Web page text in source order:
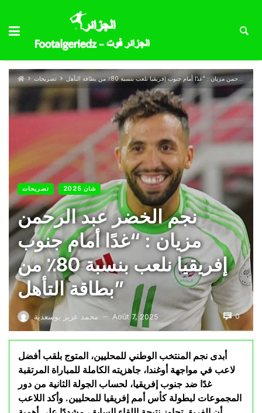
تصريحات
تصريحات شان 2025
نجم الخضر عبد الرحمن
مزيان : “غدًا أمام جنوب
إفريقيا نلعب بنسبة 80٪ من
بطاقة التأهل”
محمد عزيز بوسعدية — Août 7, 2025 0
أبدى نجم المنتخب الوطني للمحليين، المتوج بلقب أفضل
لاعب في مواجهة أوغندا، جاهزيته الكاملة للمباراة المرتقبة
غدًا ضد جنوب إفريقيا، لحساب الجولة الثانية من دور
المجموعات لبطولة كأس أمم إفريقيا للمحليين. وأكد اللاعب